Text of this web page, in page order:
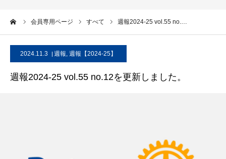
会員専用ページ すべて 週報2024-25 vol.55 no.…
2024.11.3 週報, 週報【2024-25】
週報2024-25 vol.55 no.12を更新しました。
活動報告
お問い合わせ